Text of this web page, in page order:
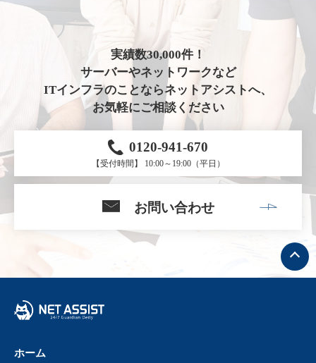
実績数30,000件！
サーバーやネットワークなど
ITインフラのことならネットアシストへ、
お気軽にご相談ください
0120-941-670
【受付時間】 10:00～19:00（平日）
お問い合わせ
ト
ッ
プ
へ
ホーム